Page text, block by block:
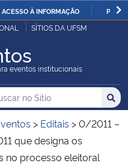
ACESSO À INFORMAÇÃO
SÍTIOS DA UFSM
eventos institucionais
no no Sítio
> Editais >0/2011 –
que designa os
no processo eleitoral